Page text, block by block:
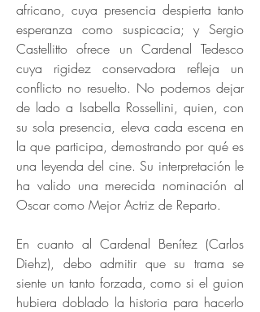
africano, cuya presencia despierta tanto
esperanza como suspicacia; y Sergio
Castellitto ofrece un Cardenal Tedesco
cuya rigidez conservadora refleja un
conflicto no resuelto. No podemos dejar
de lado a Isabella Rossellini, quien, con
su sola presencia, eleva cada escena en
la que participa, demostrando por qué es
una leyenda del cine. Su interpretación le
ha valido una merecida nominación al
Oscar como Mejor Actriz de Reparto.
En cuanto al Cardenal Benítez (Carlos
Diehz), debo admitir que su trama se
siente un tanto forzada, como si el guion
hubiera doblado la historia para hacerlo